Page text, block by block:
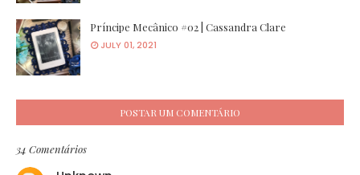
Príncipe Mecânico #02 | Cassandra Clare
JULY 01, 2021
POSTAR UM COMENTÁRIO
34 Comentários